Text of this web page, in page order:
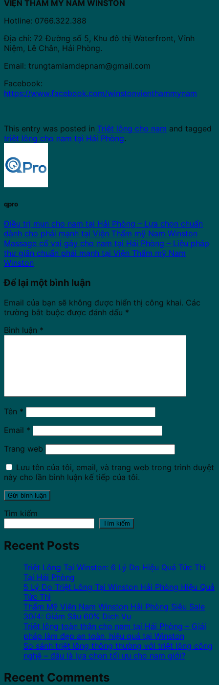
VIỆN THẨM MỸ NAM WINSTON
Hotline: 0766.322.388
Địa chỉ: 72 Đường số 5, Khu đô thị Waterfront, Vĩnh
Niệm, Lê Chân, Hải Phòng.
Email: trungtamlamdepnam@gmail.com
Facebook:
https://www.facebook.com/winstonvienthammynam
This entry was posted in Triệt lông cho nam and tagged
triệt lông cho nam tại Hải Phòng.
qpro
Điều trị mụn cho nam tại Hải Phòng – Lựa chọn chuẩn
dành cho phái mạnh tại Viện Thẩm mỹ Nam Winston
Massage cổ vai gáy cho nam tại Hải Phòng – Liệu pháp
thư giãn chuẩn phái mạnh tại Viện Thẩm mỹ Nam
Winston
Để lại một bình luận
Email của bạn sẽ không được hiển thị công khai. Các
trường bắt buộc được đánh dấu *
Bình luận *
Tên *
Email *
Trang web
Lưu tên của tôi, email, và trang web trong trình duyệt
này cho lần bình luận kế tiếp của tôi.
Tìm kiếm
Tìm kiếm
Recent Posts
Triệt Lông Tại Winston: 6 Lý Do Hiệu Quả Tức Thì
Tại Hải Phòng
5 Lý Do Triệt Lông Tại Winston Hải Phòng Hiệu Quả
Tức Thì
Thẩm Mỹ Viện Nam Winston Hải Phòng Siêu Sale
30/4: Giảm Sâu 60% Dịch Vụ
Triệt lông toàn thân cho nam tại Hải Phòng – Giải
pháp làm đẹp an toàn, hiệu quả tại Winston
So sánh triệt lông thông thường với triệt lông công
nghệ – đâu là lựa chọn tối ưu cho nam giới?
Recent Comments